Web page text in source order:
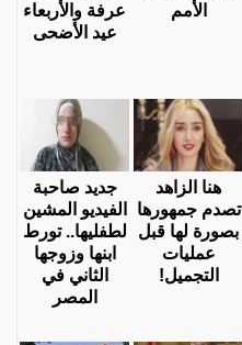
الأمم
عرفة والأربعاء
عيد الأضحى
هنا الزاهد
تصدم جمهورها
بصورة لها قبل
عمليات
التجميل!
جديد صاحبة
الفيديو المشين
لطفليها.. تورط
ابنها وزوجها
الثاني في
المصر